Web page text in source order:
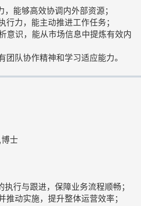
，能够高效协调内外部资源；
行力，能主动推进工作任务；
意识，能从市场信息中提炼有效内
团队协作精神和学习适应能力。
士
执行与跟进，保障业务流程顺畅；
推动实施，提升整体运营效率；